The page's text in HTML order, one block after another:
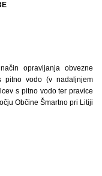
opravljanja obvezne
pitno vodo (v nadaljnjem
s pitno vodo ter pravice
Občine Šmartno pri Litiji